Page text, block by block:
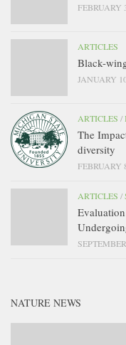
FEBRUARY
ARTICLES
Black-
JANUARY
ARTICLES /
The
diversity
FEBRUARY
ARTICLES /
NATURE NEWS